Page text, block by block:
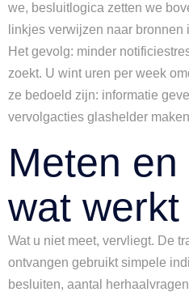
we, besluitlogica zetten we
linkjes verwijzen naar
Het gevolg: minder
zoekt. U wint uren per week
ze bedoeld zijn: informatie
vervolgacties glashelder
Meten
wat werkt
Wat u niet meet, vervliegt. De
ontvangen gebruikt simpele
besluiten, aantal